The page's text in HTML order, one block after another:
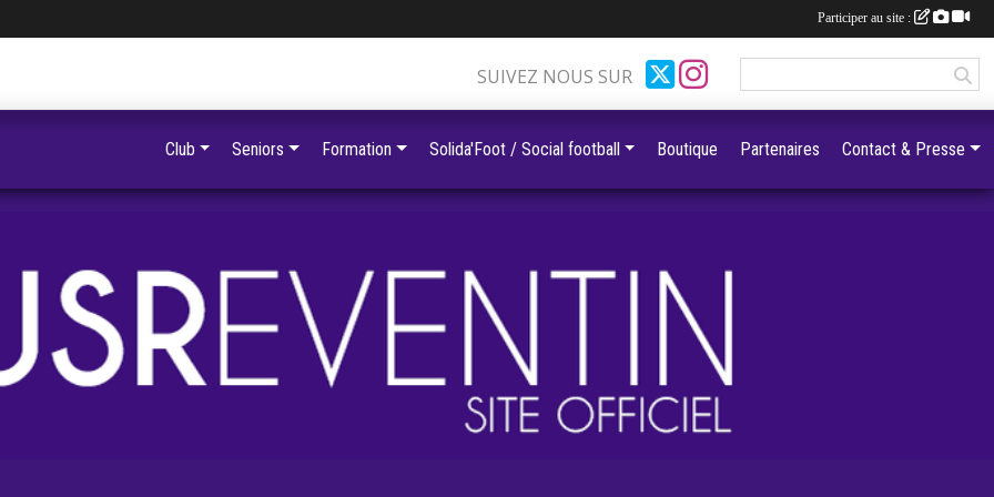
SUIVEZ NOUS SUR
Club Seniors Formation Solida'Foot / Social football Boutique Partenaires Contact & Presse
Participer au site :